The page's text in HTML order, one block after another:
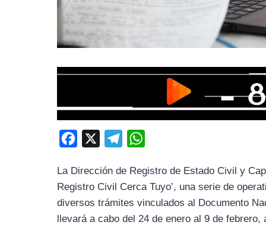
c
e
b
l
e
g
a
t
s
La Dirección de Registro de Estado Civil y
Registro Civil Cerca Tuyo’, una serie de
diversos trámites vinculados al Documento
llevará a cabo del 24 de enero al 9 de